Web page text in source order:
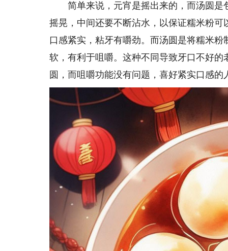
简单来说，元宵是摇出来的，而汤圆是
摇晃，中间还要不断沾水，以保证糯米粉
口感紧实，粘牙有嚼劲。而汤圆是将糯米
软，有利于咀嚼。这种不同导致牙口不好
圆，而咀嚼功能没有问题，喜好紧实口感